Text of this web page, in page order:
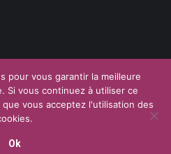
Menu
l'Hypnose Brabant Wallon.Tous droits
qui soutiennent vos soins. Pour
et hypnotherapeutes.
pour vous garantir la meilleure
Si vous continuez à utiliser ce
vous acceptez l'utilisation des
Ok